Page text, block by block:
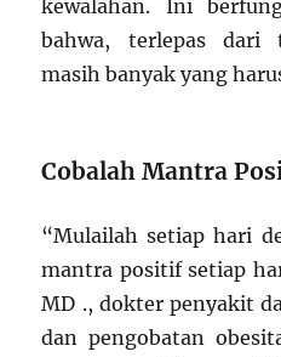
kewalahan. Ini
bahwa, terlepas dari
masih banyak yang
Cobalah Mantra
“Mulailah setiap hari
mantra positif setiap
MD ., dokter penyakit
dan pengobatan